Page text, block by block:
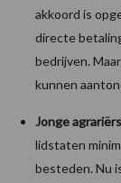
akkoord is
directe
bedrijven.
kunnen
Jonge agrariërs
lidstaten
besteden. Nu